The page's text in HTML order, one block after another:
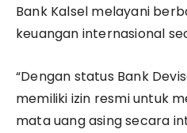
Bank Kalsel melayani
keuangan internasional
“Dengan status Bank
memiliki izin resmi untuk
mata uang asing secara